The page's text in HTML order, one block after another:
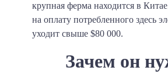
крупная ферма находится в
на оплату потребленного здесь
уходит свыше $80 000.
Зачем он